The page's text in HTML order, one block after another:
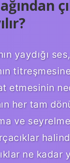
yaydığı
etmesinin
her tam
ve
ne kadar